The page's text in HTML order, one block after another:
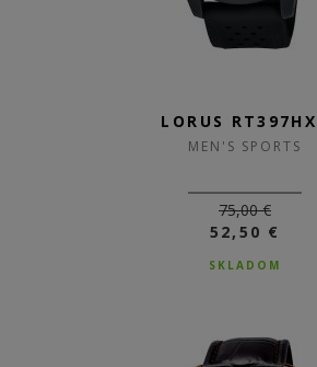
LORUS
MEN'S SPORTS
75,00 €
52,50 €
SKLADOM